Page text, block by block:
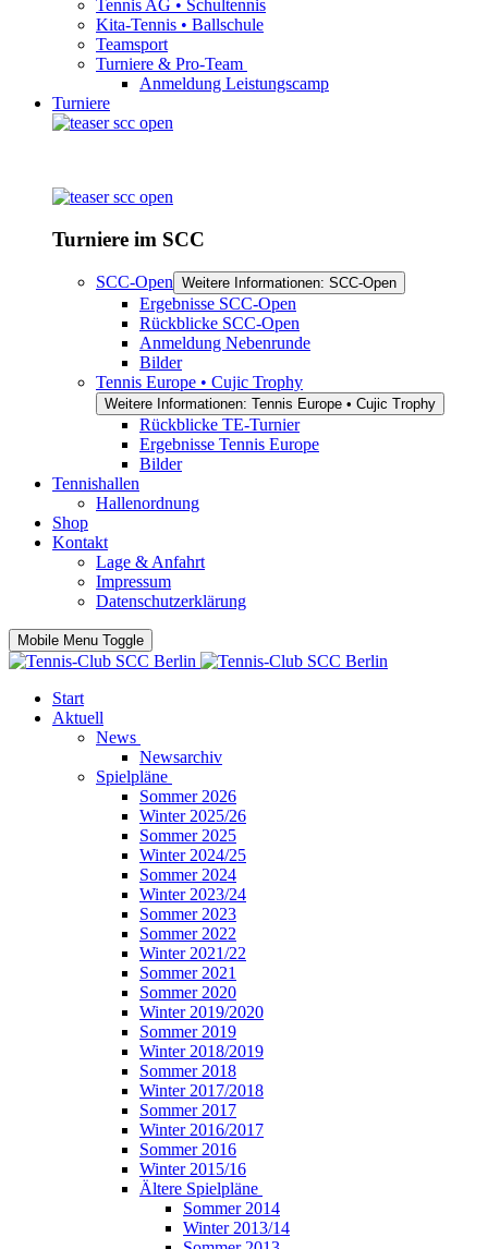
Tennis AG • Schultennis
Kita-Tennis • Ballschule
Teamsport
Turniere & Pro-Team
Anmeldung Leistungscamp
Turniere
Turniere im SCC
SCC-Open Weitere Informationen: SCC-Open
Ergebnisse SCC-Open
Rückblicke SCC-Open
Anmeldung Nebenrunde
Bilder
Tennis Europe • Cujic Trophy
Weitere Informationen: Tennis Europe • Cujic Trophy
Rückblicke TE-Turnier
Ergebnisse Tennis Europe
Bilder
Tennishallen
Hallenordnung
Shop
Kontakt
Lage & Anfahrt
Impressum
Datenschutzerklärung
Mobile Menu Toggle
Start
Aktuell
News
Newsarchiv
Spielpläne
Sommer 2026
Winter 2025/26
Sommer 2025
Winter 2024/25
Sommer 2024
Winter 2023/24
Sommer 2023
Sommer 2022
Winter 2021/22
Sommer 2021
Sommer 2020
Winter 2019/2020
Sommer 2019
Winter 2018/2019
Sommer 2018
Winter 2017/2018
Sommer 2017
Winter 2016/2017
Sommer 2016
Winter 2015/16
Ältere Spielpläne
Sommer 2014
Winter 2013/14